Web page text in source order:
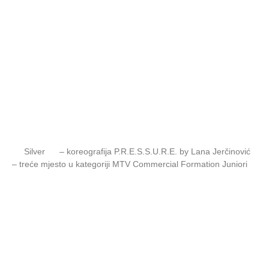
Silver
– koreografija P.R.E.S.S.U.R.E. by Lana Jerčinović
– treće mjesto u kategoriji MTV Commercial Formation Juniori